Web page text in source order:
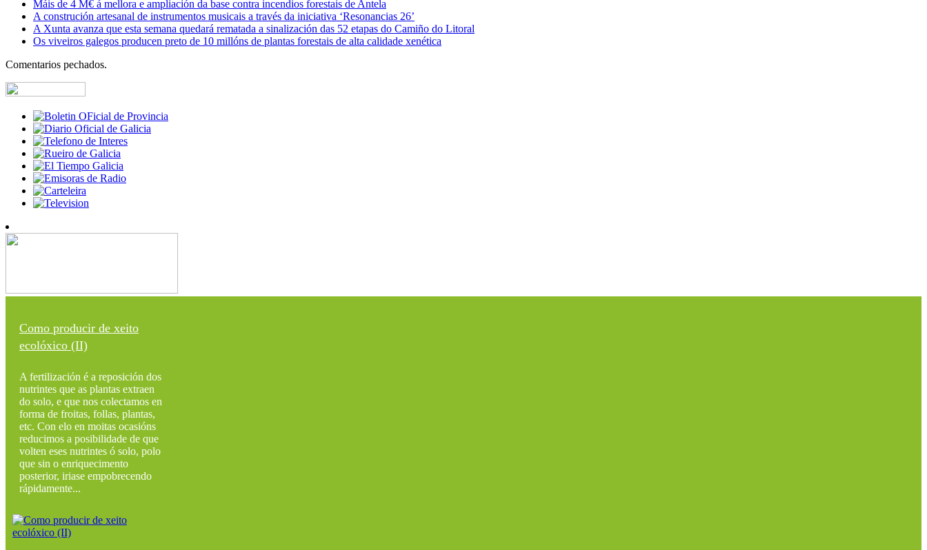
Máis de 4 M€ á mellora e ampliación da base contra incendios forestais de Antela
A construción artesanal de instrumentos musicais a través da iniciativa ‘Resonancias 26’
A Xunta avanza que esta semana quedará rematada a sinalización das 52 etapas do Camiño do Litoral
Os viveiros galegos producen preto de 10 millóns de plantas forestais de alta calidade xenética
Comentarios pechados.
Como producir de xeito
ecolóxico (II)
A fertilización é a reposición dos
nutrintes que as plantas extraen
do solo, e que nos colectamos en
forma de froitas, follas, plantas,
etc. Con elo en moitas ocasións
reducimos a posibilidade de que
volten eses nutrintes ó solo, polo
que sin o enriquecimento
posterior, iriase empobrecendo
rápidamente...